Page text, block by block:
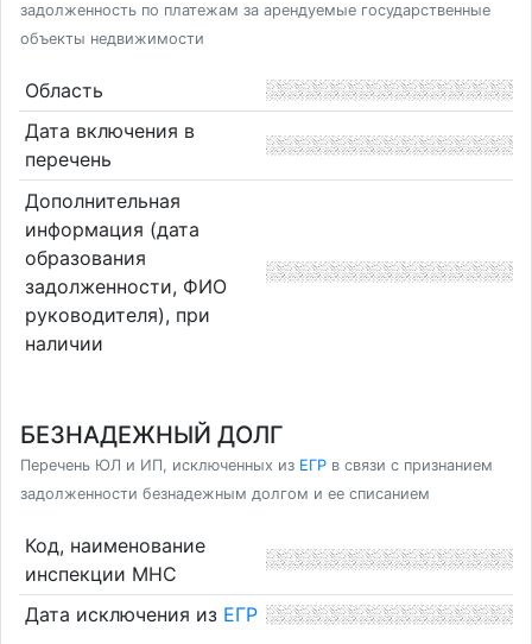
задолженность по платежам за арендуемые государственные
объекты недвижимости
Область
Дата включения в
перечень
Дополнительная
информация (дата
образования
задолженности, ФИО
руководителя), при
наличии
БЕЗНАДЕЖНЫЙ ДОЛГ
Перечень ЮЛ и ИП, исключенных из ЕГР в связи с признанием
задолженности безнадежным долгом и ее списанием
Код, наименование
инспекции МНС
Дата исключения из ЕГР